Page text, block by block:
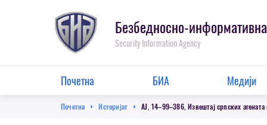
Безбедносно-
Security Information Agency
Main
Menu
Почетна БИА Медији
Breadcrumb
Почетна Историјат AJ, 14–99–386, Извештај српских